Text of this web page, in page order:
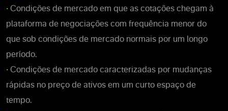
• Condições de mercado em que as cotações chegam à
plataforma de negociações com frequência menor do
que sob condições de mercado normais por um longo
período.
• Condições de mercado caracterizadas por mudanças
rápidas no preço de ativos em um curto espaço de
tempo.